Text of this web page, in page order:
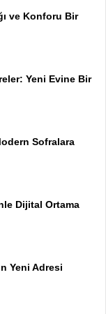
ve Konforu Bir
Yeni Evine Bir
Sofralara
Dijital Ortama
Yeni Adresi